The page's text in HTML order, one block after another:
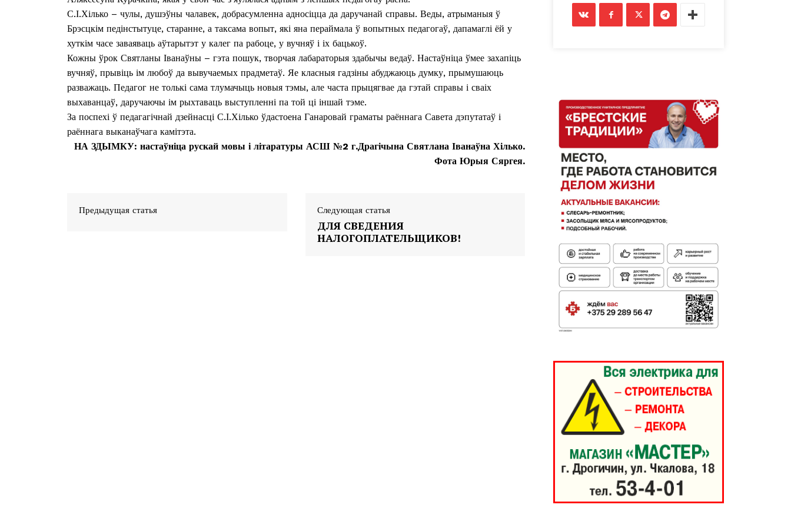
С.І.Хілько – чулы, душэўны чалавек, добрасумленна адносіцца да даручанай справы. Веды, атрыманыя ў
Брэсцкім педінстытуце, старанне, а таксама вопыт, які яна пераймала ў вопытных педагогаў, дапамаглі ёй у
хуткім часе заваяваць аўтарытэт у калег па рабоце, у вучняў і іх бацькоў.
Кожны ўрок Святланы Іванаўны – гэта пошук, творчая лабараторыя здабычы ведаў. Настаўніца ўмее захапіць
вучняў, прывіць ім любоў да вывучаемых прадметаў. Яе класныя гадзіны абуджаюць думку, прымушаюць
разважаць. Педагог не толькі сама тлумачыць новыя тэмы, але часта прыцягвае да гэтай справы і сваіх
выхаванцаў, даручаючы ім рыхтаваць выступленні па той ці іншай тэме.
За поспехі ў педагагічнай дзейнасці С.І.Хілько ўдастоена Ганаровай граматы раённага Савета дэпутатаў і
раённага выканаўчага камітэта.
НА ЗДЫМКУ: настаўніца рускай мовы і літаратуры АСШ №2 г.Драгічына Святлана Іванаўна Хілько.
Фота Юрыя Сяргея.
Предыдущая статья Следующая статья
ДЛЯ СВЕДЕНИЯ
НАЛОГОПЛАТЕЛЬЩИКОВ!